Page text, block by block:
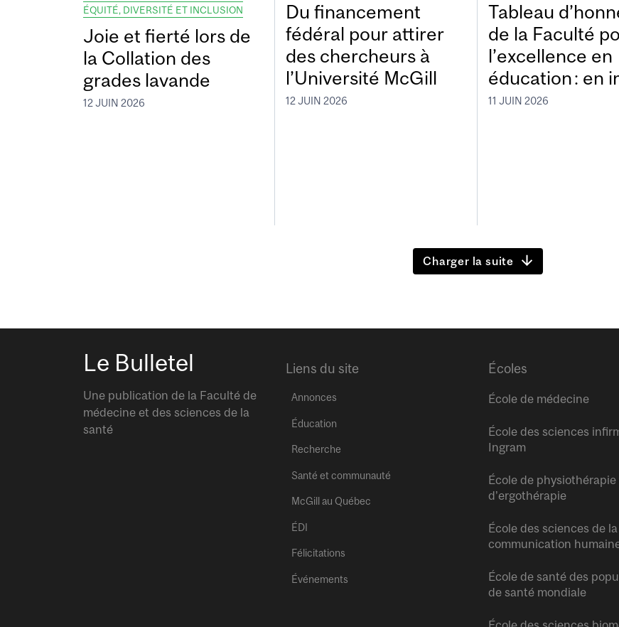
ÉQUITÉ, DIVERSITÉ ET INCLUSION
Joie et fierté lors de
la Collation des
grades lavande
12 JUIN 2026
Du financement
fédéral pour attirer
des chercheurs à
l’Université McGill
12 JUIN 2026
Tableau
de la Faculté
l’excellence en
éducation : en
11 JUIN 2026
Charger la suite
Le Bulletel
Une publication de la Faculté de
médecine et des sciences de la
santé
Liens du site
Annonces
Éducation
Recherche
Santé et communauté
McGill au Québec
ÉDI
Félicitations
Événements
Écoles
École de médecine
École des sciences
Ingram
École de physiothérapie
d’ergothérapie
École des sciences de la
communication
École de santé des
de santé mondiale